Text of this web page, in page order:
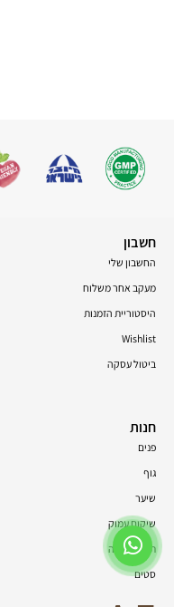
חשבון
החשבון שלי
מעקב אחר משלוח
היסטוריית הזמנות
Wishlist
ביטול עסקה
חנות
פנים
גוף
שיער
שיקום עמוק
תוספי תזונה
סטים